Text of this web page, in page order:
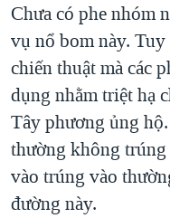
Chưa có phe nhóm
vụ nổ bom này.
chiến thuật mà các
dụng nhằm triệt hạ
Tây phương ủng
thường không trúng
vào trúng vào
đường này.